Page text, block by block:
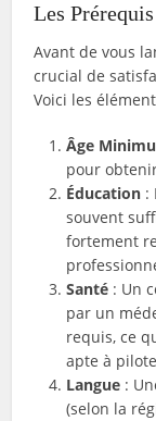
Les
Avant de vous
crucial de
Voici les
Âge
pour
Éducation :
souvent
fortement
Santé : Un
par un
requis, ce
apte à
Langue :
(selon la